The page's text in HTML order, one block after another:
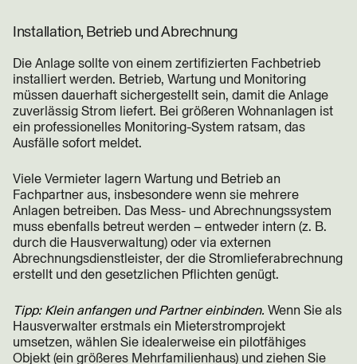
Installation, Betrieb und Abrechnung
Die Anlage sollte von einem zertifizierten Fachbetrieb
installiert werden. Betrieb, Wartung und Monitoring
müssen dauerhaft sichergestellt sein, damit die Anlage
zuverlässig Strom liefert. Bei größeren Wohnanlagen ist
ein professionelles Monitoring-System ratsam, das
Ausfälle sofort meldet.
Viele Vermieter lagern Wartung und Betrieb an
Fachpartner aus, insbesondere wenn sie mehrere
Anlagen betreiben. Das Mess- und Abrechnungssystem
muss ebenfalls betreut werden – entweder intern (z. B.
durch die Hausverwaltung) oder via externen
Abrechnungsdienstleister, der die Stromlieferabrechnung
erstellt und den gesetzlichen Pflichten genügt.
Tipp: Klein anfangen und Partner einbinden. Wenn Sie als
Hausverwalter erstmals ein Mieterstromprojekt
umsetzen, wählen Sie idealerweise ein pilotfähiges
Objekt (ein größeres Mehrfamilienhaus) und ziehen Sie